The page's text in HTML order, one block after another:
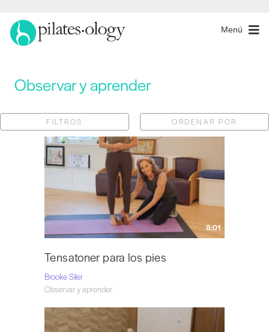
Menú
Observar y aprender
FILTROS ORDENAR POR
8:01
Tensatoner para los pies
Brooke Siler
Observar y aprender